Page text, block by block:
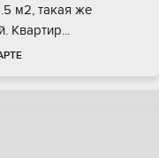
м2, такая жe
Kваpтиp...